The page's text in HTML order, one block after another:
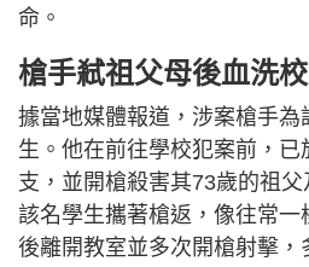
命。
槍手弒祖父母後血洗
據當地媒體報道，涉案槍手為
生。他在前往學校犯案前，已
支，並開槍殺害其73歲的祖父
該名學生攜著槍返，像往常一
後離開教室並多次開槍射擊